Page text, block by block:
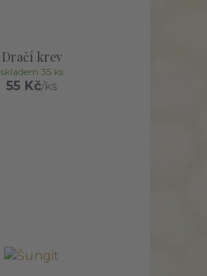
Dračí krev
55 Kč/ks
skladem 35 ks